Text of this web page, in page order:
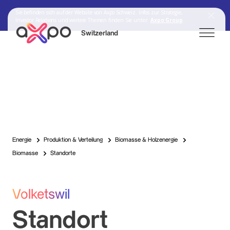
Switzerland
Energie Produktion & Verteilung Biomasse & Holzenergie
Biomasse Standorte
Volketswil
Standort